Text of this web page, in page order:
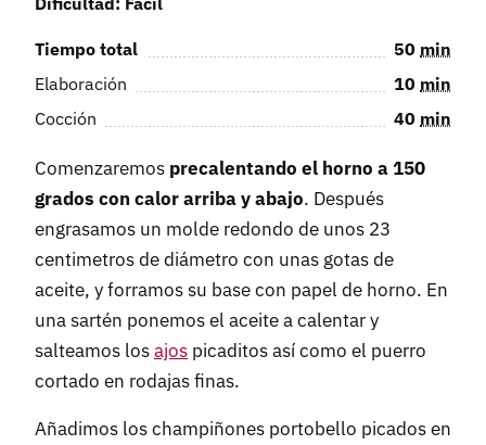
Tiempo total 50 min
Elaboración
10 min
Cocción
40 min
Comenzaremos precalentando el horno a 150
grados con calor arriba y abajo. Después
engrasamos un molde redondo de unos 23
centimetros de diámetro con unas gotas de
aceite, y forramos su base con papel de horno. En
una sartén ponemos el aceite a calentar y
salteamos losajos picaditos así como el puerro
cortado en rodajas finas.
Añadimos los champiñones portobello picados en